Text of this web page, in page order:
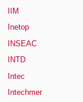
IIM
Inetop
INSEAC
INTD
Intec
Intechmer